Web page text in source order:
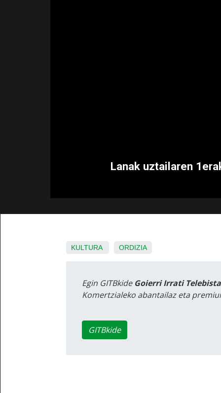
Lanak uztailaren
KULTURA ORDIZIA
Egin GITBkide Goierri Irrati
Komertzialeko abantailaz eta
GITBkide